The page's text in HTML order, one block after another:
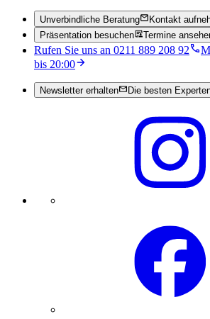
Unverbindliche Beratung
Kontakt
Präsentation besuchen
Termine
Rufen Sie uns an 0211 889 208 92
bis 20:00
Newsletter erhalten Die besten